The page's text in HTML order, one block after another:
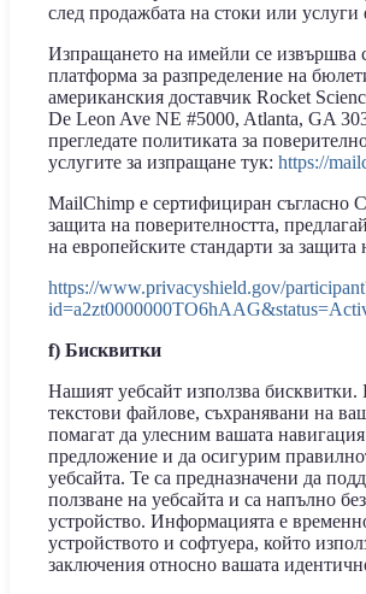
след продажбата на стоки или
Изпращането на имейли се извършва
платформа за разпределение на
американския доставчик Rocket
De Leon Ave NE #5000, Atlanta, GA
прегледате политиката за
услугите за изпращане тук: https://
MailChimp е сертифициран съгласно
защита на поверителността,
на европейските стандарти за защита
https://www.privacyshield.gov/
f) Бисквитки
Нашият уебсайт използва бисквитки.
текстови файлове, съхранявани на
помагат да улесним вашата
предложение и да осигурим
уебсайта. Те са предназначени да
ползване на уебсайта и са напълно
устройство. Информацията е
устройството и софтуера, който
заключения относно вашата